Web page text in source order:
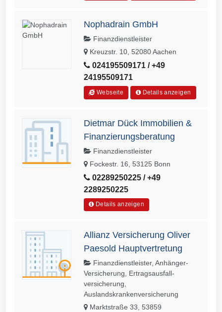
Nophadrain GmbH
Finanzdienstleister
Kreuzstr. 10, 52080 Aachen
024195509171 / +49
24195509171
Webseite Details anzeigen
Dietmar Dück Immobilien &
Finanzierungsberatung
Finanzdienstleister
Fockestr. 16, 53125 Bonn
02289250225 / +49
2289250225
Details anzeigen
Allianz Versicherung Oliver
Paesold Hauptvertretung
Finanzdienstleister, Anhänger-
Versicherung, Ertragsausfall­
versicherung,
Auslandskrankenversicherung
Marktstraße 33, 53859